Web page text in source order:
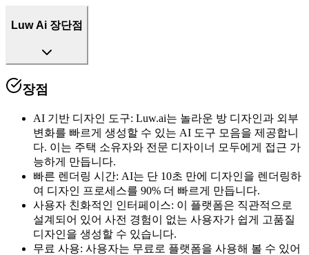
Luw Ai 장단점
장점
AI 기반 디자인 도구: Luw.ai는 놀라운 방 디자인과 외부
변화를 빠르게 생성할 수 있는 AI 도구 모음을 제공합니
다. 이는 주택 소유자와 전문 디자이너 모두에게 접근 가
능하게 만듭니다.
빠른 렌더링 시간: AI는 단 10초 만에 디자인을 렌더링하
여 디자인 프로세스를 90% 더 빠르게 만듭니다.
사용자 친화적인 인터페이스: 이 플랫폼은 직관적으로
설계되어 있어 사전 경험이 없는 사용자가 쉽게 고품질
디자인을 생성할 수 있습니다.
무료 사용: 사용자는 무료로 플랫폼을 사용해 볼 수 있어